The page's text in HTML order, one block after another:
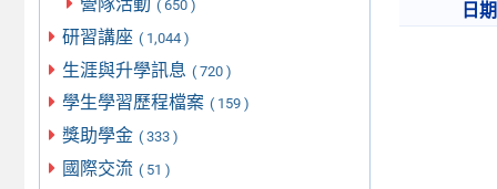
( 650 )
研習講座 ( 1,044 )
生涯與升學訊息 ( 720 )
學生學習歷程檔案 ( 159 )
獎助學金 ( 333 )
國際交流 ( 51 )
日期